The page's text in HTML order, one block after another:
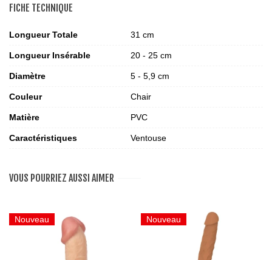
FICHE TECHNIQUE
Longueur Totale 31 cm
Longueur Insérable 20 - 25 cm
Diamètre 5 - 5,9 cm
Couleur Chair
Matière PVC
Caractéristiques Ventouse
VOUS POURRIEZ AUSSI AIMER
Nouveau Nouveau